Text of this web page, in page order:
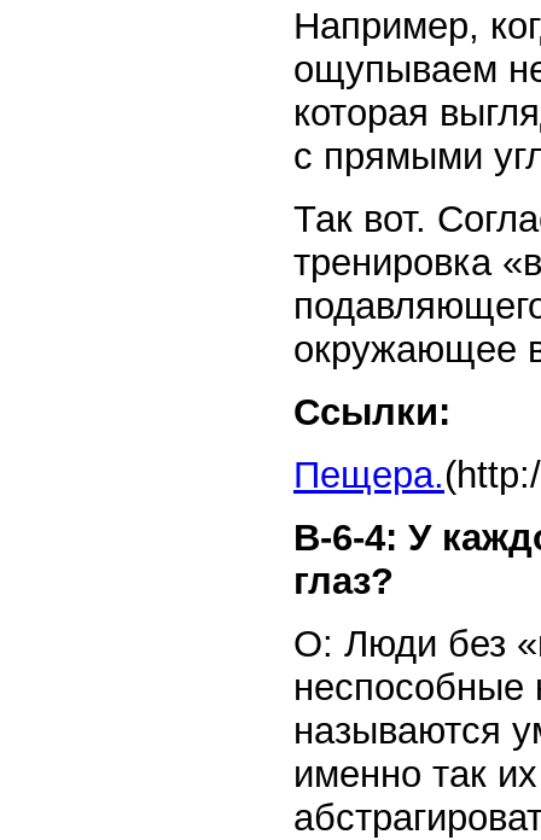
Например,
ощупываем
которая
с прямыми
Так вот.
тренировка
окружающее
Ссылки:
Пещера.
В-6-4: У
глаз?
О: Люди без
называются
именно так